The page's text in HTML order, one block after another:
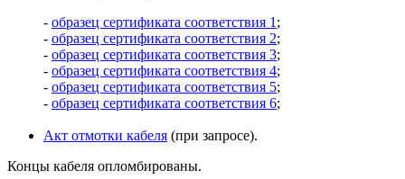
- образец сертификата соответствия 1 ;
- образец сертификата соответствия 2;
- образец сертификата соответствия 3;
- образец сертификата соответствия 4;
- образец сертификата соответствия 5;
- образец сертификата соответствия 6;
Акт отмотки кабеля (при запросе).
Концы кабеля опломбированы.